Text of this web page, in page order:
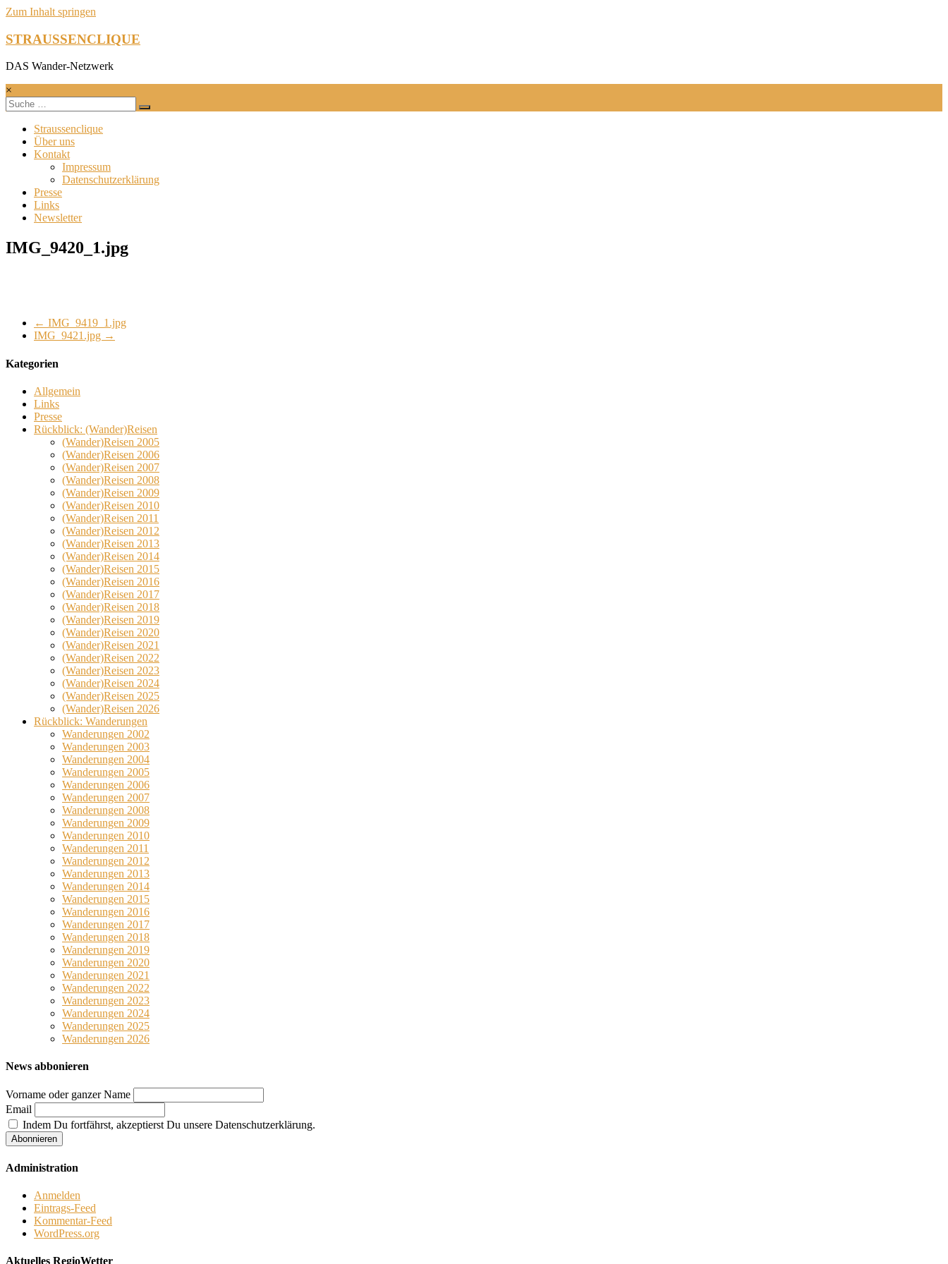
Zum Inhalt springen
STRAUSSENCLIQUE
DAS Wander-Netzwerk
×
Straussenclique
Über uns
Kontakt
Impressum
Datenschutzerklärung
Presse
Links
Newsletter
IMG_9420_1.jpg
← IMG_9419_1.jpg
IMG_9421.jpg →
Kategorien
Allgemein
Links
Presse
Rückblick: (Wander)Reisen
(Wander)Reisen 2005
(Wander)Reisen 2006
(Wander)Reisen 2007
(Wander)Reisen 2008
(Wander)Reisen 2009
(Wander)Reisen 2010
(Wander)Reisen 2011
(Wander)Reisen 2012
(Wander)Reisen 2013
(Wander)Reisen 2014
(Wander)Reisen 2015
(Wander)Reisen 2016
(Wander)Reisen 2017
(Wander)Reisen 2018
(Wander)Reisen 2019
(Wander)Reisen 2020
(Wander)Reisen 2021
(Wander)Reisen 2022
(Wander)Reisen 2023
(Wander)Reisen 2024
(Wander)Reisen 2025
(Wander)Reisen 2026
Rückblick: Wanderungen
Wanderungen 2002
Wanderungen 2003
Wanderungen 2004
Wanderungen 2005
Wanderungen 2006
Wanderungen 2007
Wanderungen 2008
Wanderungen 2009
Wanderungen 2010
Wanderungen 2011
Wanderungen 2012
Wanderungen 2013
Wanderungen 2014
Wanderungen 2015
Wanderungen 2016
Wanderungen 2017
Wanderungen 2018
Wanderungen 2019
Wanderungen 2020
Wanderungen 2021
Wanderungen 2022
Wanderungen 2023
Wanderungen 2024
Wanderungen 2025
Wanderungen 2026
News abbonieren
Vorname oder ganzer Name
Email
Indem Du fortfährst, akzeptierst Du unsere Datenschutzerklärung.
Administration
Anmelden
Eintrags-Feed
Kommentar-Feed
WordPress.org
Aktuelles RegioWetter